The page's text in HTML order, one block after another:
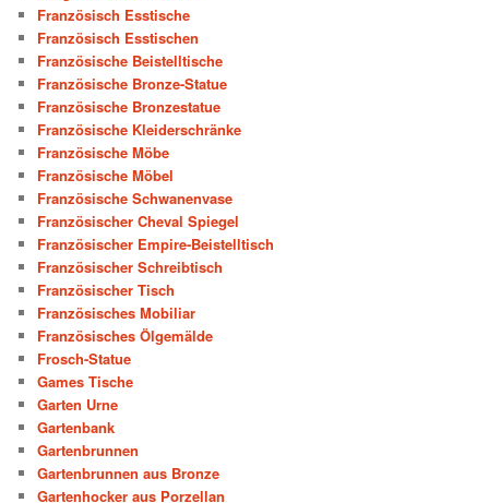
Französisch Esstische
Französisch Esstischen
Französische Beistelltische
Französische Bronze-Statue
Französische Bronzestatue
Französische Kleiderschränke
Französische Möbe
Französische Möbel
Französische Schwanenvase
Französischer Cheval Spiegel
Französischer Empire-Beistelltisch
Französischer Schreibtisch
Französischer Tisch
Französisches Mobiliar
Französisches Ölgemälde
Frosch-Statue
Games Tische
Garten Urne
Gartenbank
Gartenbrunnen
Gartenbrunnen aus Bronze
Gartenhocker aus Porzellan